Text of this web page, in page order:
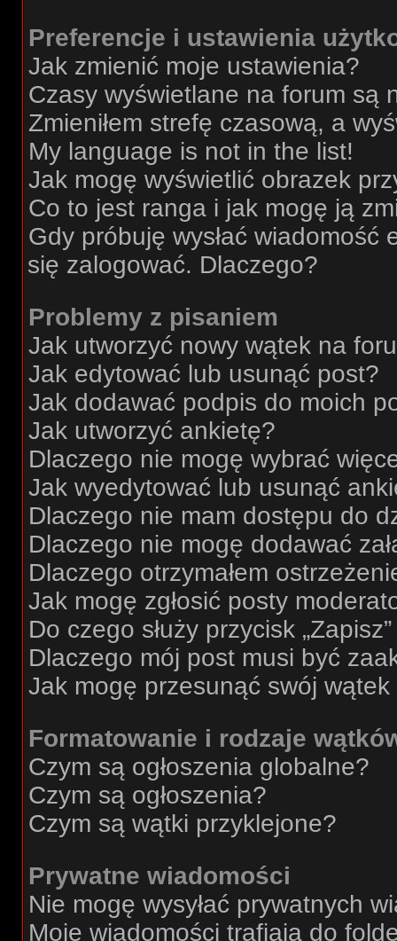
Preferencje i ustawienia
Jak zmienić moje ustawienia?
Czasy wyświetlane na forum są
Zmieniłem strefę czasową, a
My language is not in the list!
Jak mogę wyświetlić obrazek
Co to jest ranga i jak mogę ją
Gdy próbuję wysłać
się zalogować. Dlaczego?
Problemy z pisaniem
Jak utworzyć nowy wątek na
Jak edytować lub usunąć post?
Jak dodawać podpis do moich
Jak utworzyć ankietę?
Dlaczego nie mogę wybrać
Jak wyedytować lub usunąć
Dlaczego nie mam dostępu do
Dlaczego nie mogę dodawać
Dlaczego otrzymałem
Jak mogę zgłosić posty
Do czego służy przycisk
Dlaczego mój post musi być
Jak mogę przesunąć swój
Formatowanie i rodzaje
Czym są ogłoszenia globalne?
Czym są ogłoszenia?
Czym są wątki przyklejone?
Prywatne wiadomości
Nie mogę wysyłać prywatnych
Moje wiadomości trafiają do